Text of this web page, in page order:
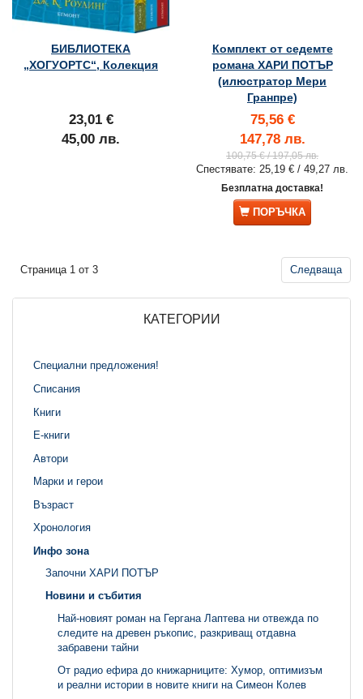
БИБЛИОТЕКА
„ХОГУОРТС“, Колекция
23,01 €
45,00 лв.
Комплект от седемте
романа ХАРИ ПОТЪР
(илюстратор Мери
Гранпре)
75,56 €
147,78 лв.
100,75 €/ 197,05 лв.
Спестявате: 25,19 € / 49,27 лв.
Безплатна доставка!
ПОРЪЧКА
Страница 1 от 3 Следваща
КАТЕГОРИИ
Специални предложения!
Списания
Книги
Е-книги
Автори
Марки и герои
Възраст
Хронология
Инфо зона
Започни ХАРИ ПОТЪР
Новини и събития
Най-новият роман на Гергана Лаптева ни отвежда по
следите на древен ръкопис, разкриващ отдавна
забравени тайни
От радио ефира до книжарниците: Хумор, оптимизъм
и реални истории в новите книги на Симеон Колев